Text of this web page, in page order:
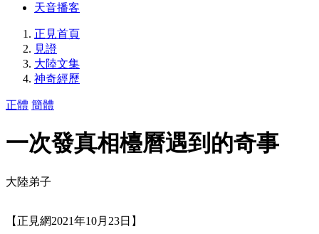
天音播客
正見首頁
見證
大陸文集
神奇經歷
正體 簡體
一次發真相檯曆遇到的奇事
大陸弟子
【正見網2021年10月23日】